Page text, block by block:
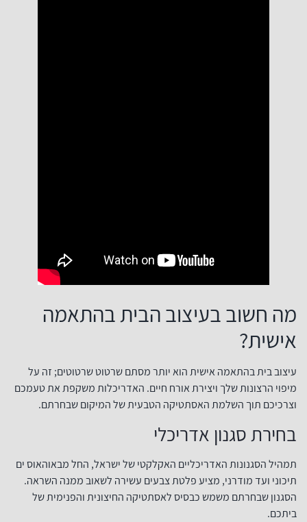
מה חשוב בעיצוב הבית בהתאמה
אישית?
עיצוב בית בהתאמה אישית הוא יותר מסתם שרטוט שרטוטים; זה על
מיפוי הרצונות שלך ויצירת אורח חיים. האדריכלות משקפת את טעמכם
וצרכיכם תוך השלמת האסתטיקה הטבעית של המיקום שבחרתם.
בחירת סגנון אדריכלי
תמהיל הסגנונות האדריכליים האקלקטי של ישראל, החל מבאוהאוס ים
תיכוני ועד מודרני, מציע פלטת צבעים עשירה לשאוב ממנה השראה.
הסגנון שבחרתם משמש כבסיס לאסתטיקה החיצונית והפנימית של
ביתכם.